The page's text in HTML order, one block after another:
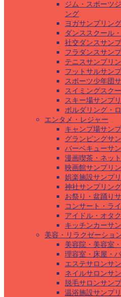
ジム・スポーツ
ング
ヨガサンプリング
ダンススクール
社交ダンスサン
フラダンスサン
テニスサンプリ
フットサルサン
スポーツ少年団
スイミングスク
スキー場サンプ
ボルダリング・
エンタメ・レジャー
キャンプ場サン
グランピングサ
バーベキューサ
漫画喫茶・ネッ
映画館サンプリ
娯楽施設サンプ
神社サンプリング
お祭り・盆踊り
コンサート・ラ
アイドル・オタ
キッチンカーサ
美容・リラクゼーショ
美容院・美容室
理容室・床屋・
エステサロンサ
ネイルサロンサ
脱毛サロンサン
温浴施設サンプ